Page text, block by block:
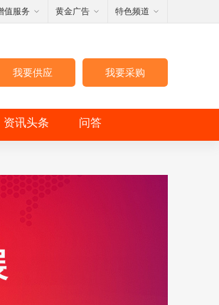
值服务 黄金广告 特色频道
我要采购
我要供应
资讯头条 问答